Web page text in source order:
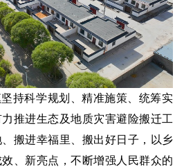
持科学规划、精准施策、统筹实
推进生态及地质灾害避险搬迁工
搬进幸福里、搬出好日子，以乡
、新亮点，不断增强人民群众的